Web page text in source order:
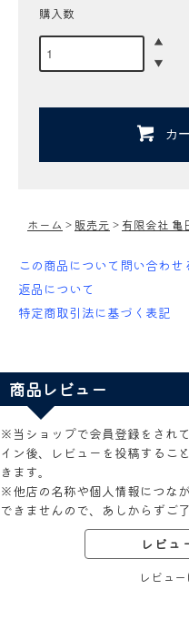
購入数
カ
ホーム > 販売元 > 有限会社 亀
この商品について問い合わせ
返品について
特定商取引法に基づく表記
商品レビュー
※当ショップで会員登録をされ
イン後、レビューを投稿するこ
きます。
※他店の名称や個人情報につな
できませんので、あしからずご
レビュ
レビュー